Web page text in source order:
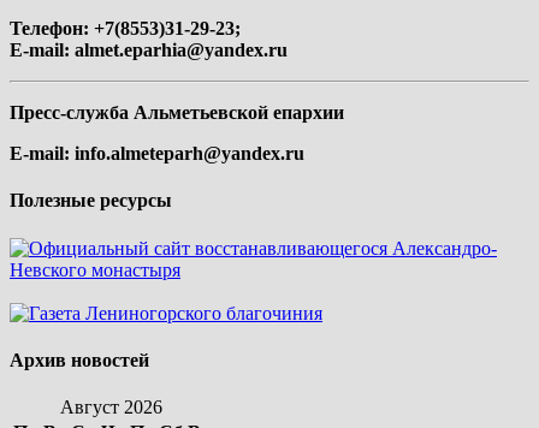
Телефон: +7(8553)31-29-23;
E-mail: almet.eparhia@yandex.ru
Пресс-служба Альметьевской епархии
E-mail: info.almeteparh@yandex.ru
Полезные ресурсы
Архив новостей
Август 2026